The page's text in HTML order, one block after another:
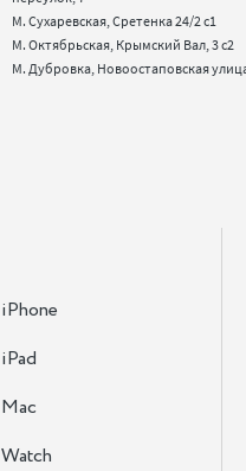
М. Сухаревская, Сретенка 24/2 с1
М. Октябрьская, Крымский Вал, 3 с2
iPhone
iPad
Mac
Watch